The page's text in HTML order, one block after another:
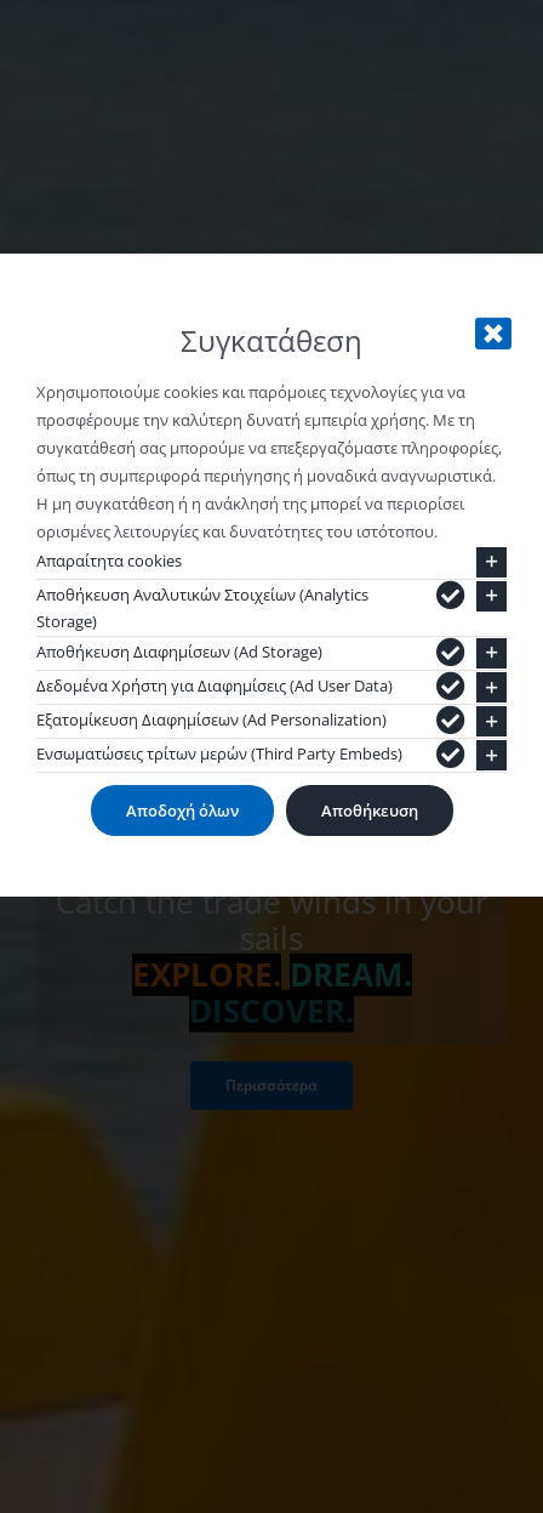
Θαλάσσιο
ποδήλατο
Catch the trade winds in your
sails
EXPLORE. DREAM.
DISCOVER.
Περισσότερα
Συγκατάθεση
Χρησιμοποιούμε cookies και παρόμοιες τεχνολογίες για να
προσφέρουμε την καλύτερη δυνατή εμπειρία χρήσης. Με τη
συγκατάθεσή σας μπορούμε να επεξεργαζόμαστε πληροφορίες,
όπως τη συμπεριφορά περιήγησης ή μοναδικά αναγνωριστικά.
Η μη συγκατάθεση ή η ανάκλησή της μπορεί να περιορίσει
ορισμένες λειτουργίες και δυνατότητες του ιστότοπου.
Απαραίτητα cookies
Αποθήκευση Αναλυτικών Στοιχείων (Analytics
Storage)
Αποθήκευση Διαφημίσεων (Ad Storage)
Δεδομένα Χρήστη για Διαφημίσεις (Ad User Data)
Εξατομίκευση Διαφημίσεων (Ad Personalization)
Ενσωματώσεις τρίτων μερών (Third Party Embeds)
Αποδοχή όλων Αποθήκευση